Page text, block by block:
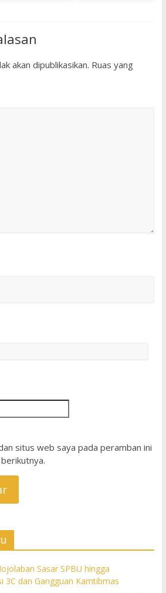
akan dipublikasikan. Ruas yang
situs web saya pada peramban ini
Sasar SPBU hingga
3C dan Gangguan Kamtibmas